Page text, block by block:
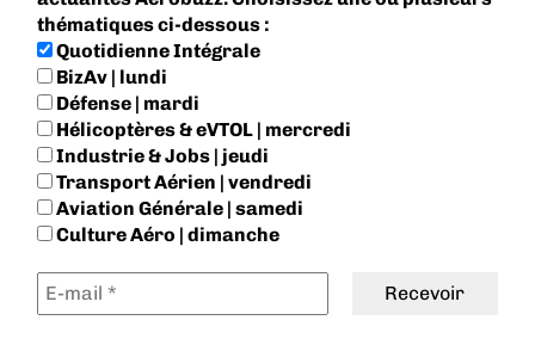
thématiques ci-dessous :
Quotidienne Intégrale
BizAv | lundi
Défense | mardi
Hélicoptères & eVTOL | mercredi
Industrie & Jobs | jeudi
Transport Aérien | vendredi
Aviation Générale | samedi
Culture Aéro | dimanche